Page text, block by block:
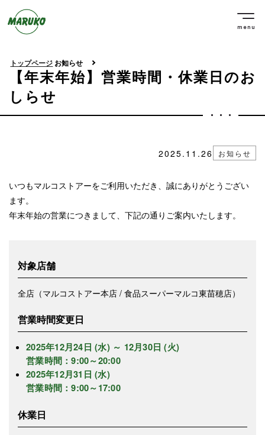
menu
トップページ お知らせ
【年末年始】営業時間・休業日のお
しらせ
お知らせ
2025.11.26
いつもマルコストアーをご利用いただき、誠にありがとうござい
ます。
年末年始の営業につきまして、下記の通りご案内いたします。
対象店舗
全店（マルコストアー本店 / 食品スーパーマルコ東苗穂店）
営業時間変更日
2025年12月24日 (水) ～ 12月30日 (火)
営業時間：9:00～20:00
2025年12月31日 (水)
営業時間：9:00～17:00
休業日